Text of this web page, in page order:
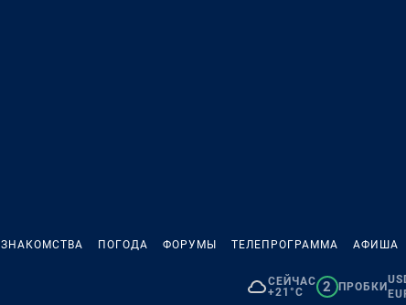
ЗНАКОМСТВА ПОГОДА ФОРУМЫ ТЕЛЕПРОГРАММА АФИША
СЕЙЧАС
+21°C
2 ПРОБКИ